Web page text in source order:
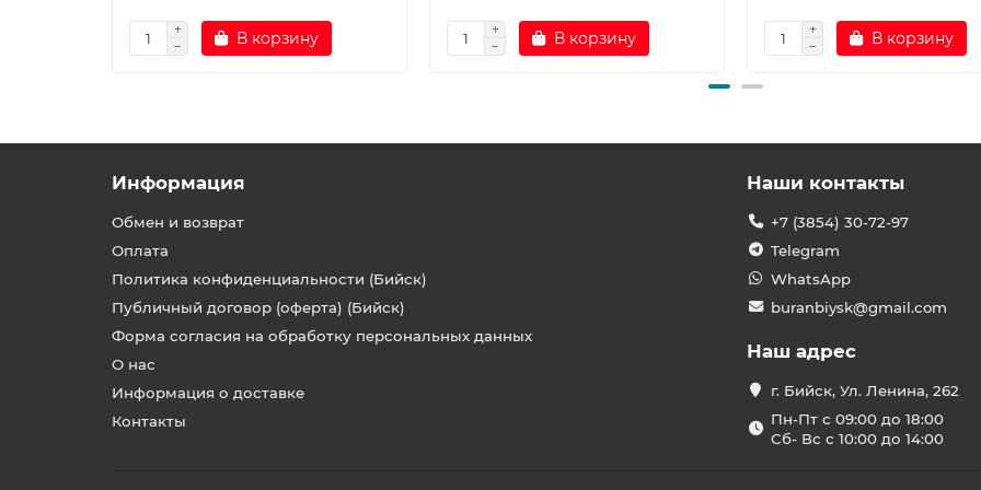
В корзину В корзину В корзину
Информация
Обмен и возврат
Оплата
Политика конфиденциальности (Бийск)
Публичный договор (оферта) (Бийск)
Форма согласия на обработку персональных данных
О нас
Информация о доставке
Контакты
Наши контакты
+7 (3854) 30-72-97
Telegram
WhatsApp
buranbiysk@gmail.com
Наш адрес
г. Бийск, Ул. Ленина, 262
Пн-Пт с 09:00 до 18:00
Сб- Вс с 10:00 до 14:00